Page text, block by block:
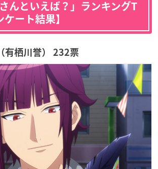
んといえば？」ランキングT
ート結果】
有栖川誉） 232票